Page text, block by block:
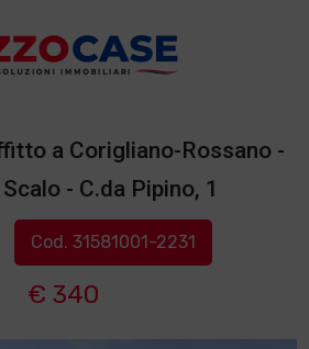
a Corigliano-Rossano -
- C.da Pipino, 1
Cod. 31581001-2231
€ 340